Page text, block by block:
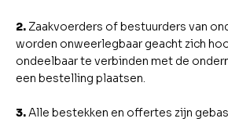
2. Zaakvoerders of bestuurders van
worden onweerlegbaar geacht zich
ondeelbaar te verbinden met de
een bestelling plaatsen.
3.Alle bestekken en offertes zijn